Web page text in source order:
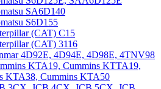
SA6D140
S6D155
(CAT) C15
(CAT) 3116
4D92E, 4D94E, 4D98E, 4TNV98
KTA19, Cummins KTTA19,
KTA38, Cummins KTA50